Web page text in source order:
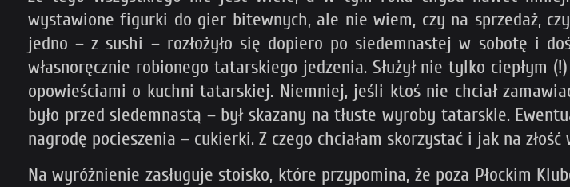
wystawione figurki do gier bitewnych, ale nie wiem, czy na sprzedaż,
jedno – z sushi – rozłożyło się dopiero po siedemnastej w sobotę i
własnoręcznie robionego tatarskiego jedzenia. Służył nie tylko
opowieściami o kuchni tatarskiej. Niemniej, jeśli ktoś nie chciał
było przed siedemnastą – był skazany na tłuste wyroby tatarskie.
nagrodę pocieszenia – cukierki. Z czego chciałam skorzystać i jak na złość
Na wyróżnienie zasługuje stoisko, które przypomina, że poza Płockim